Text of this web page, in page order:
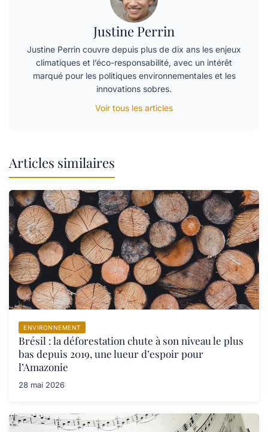
Justine Perrin
Justine Perrin couvre depuis plus de dix ans les enjeux
climatiques et l’éco-responsabilité, avec un intérêt
marqué pour les politiques environnementales et les
innovations sobres.
Voir tous les articles
Articles similaires
ENVIRONNEMENT
Brésil : la déforestation chute à son niveau le plus
bas depuis 2019, une lueur d’espoir pour
l’Amazonie
28 mai 2026